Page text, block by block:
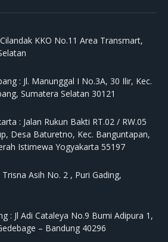
Cilandak KKO No.11 Area Transmart,
: Jl. Manunggal I No.3A, 30 Ilir, Kec.
Sumatera Selatan 30121
: Jalan Rukun Bakti RT.02 / RW.05
Desa Baturetno, Kec. Banguntapan,
Istimewa Yogyakarta 55197
Trisna Asih No. 2 , Puri Gading,
: Jl Adi Cataleya No.9 Bumi Adipura 1,
– Bandung 40296